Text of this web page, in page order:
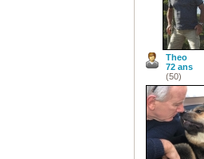
Theo
72 ans
(50)